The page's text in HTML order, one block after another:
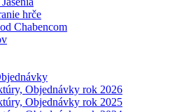
hrče
Chabencom
Objednávky rok 2026
Objednávky rok 2025